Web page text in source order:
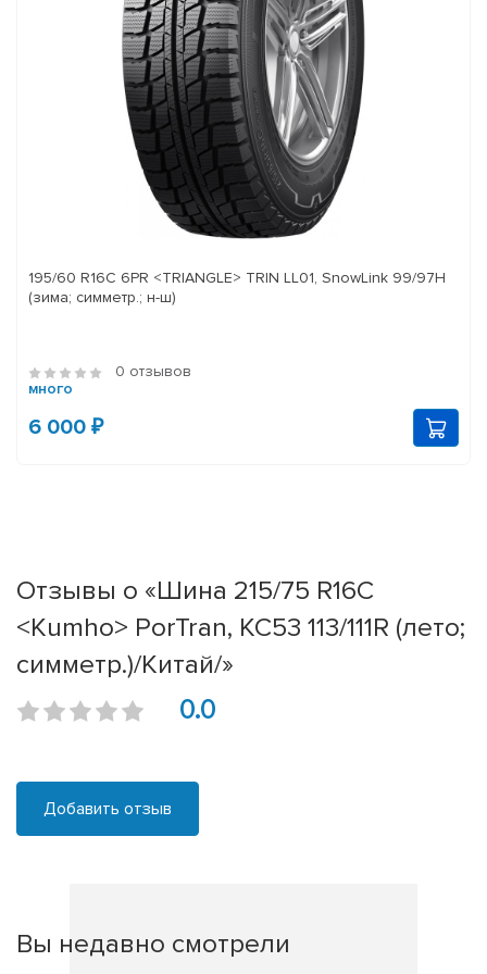
195/60 R16C 6PR <TRIANGLE> TRIN LL01, SnowLink 99/97H
(зима; симметр.; н-ш)
0 отзывов
много
6 000 ₽
Отзывы о «Шина 215/75 R16C
<Kumho> PorTran, KC53 113/111R (лето;
симметр.)/Китай/»
0.0
Добавить отзыв
Вы недавно смотрели